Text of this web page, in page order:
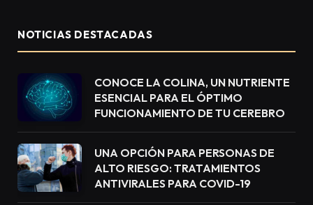
NOTICIAS DESTACADAS
CONOCE LA COLINA, UN NUTRIENTE
ESENCIAL PARA EL ÓPTIMO
FUNCIONAMIENTO DE TU CEREBRO
UNA OPCIÓN PARA PERSONAS DE
ALTO RIESGO: TRATAMIENTOS
ANTIVIRALES PARA COVID-19